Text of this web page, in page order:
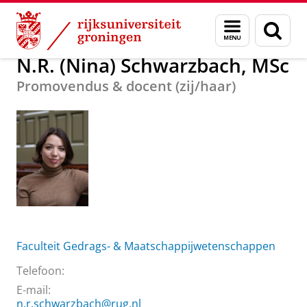
Skip
Content
Skip
Navigation
Menu
en
zoeken
Over ons N.R. (Nina) Schwarzbach, MSc
N.R. (Nina) Schwarzbach, MSc
Promovendus & docent (zij/haar)
Faculteit Gedrags- & Maatschappijwetenschappen
Telefoon:
E-mail:
n.r.schwarzbach@rug.nl